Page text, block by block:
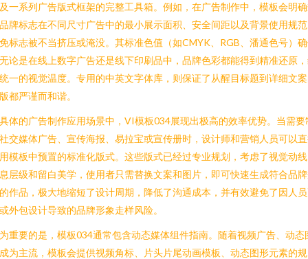
一系列广告版式框架的完整工具箱。例如，在广告制作中，模板会明
牌标志在不同尺寸广告中的最小展示面积、安全间距以及背景使用规
标志被不当挤压或淹没。其标准色值（如CMYK、RGB、潘通色号）
论是在线上数字广告还是线下印刷品中，品牌色彩都能得到精准还原
一的视觉温度。专用的中英文字体库，则保证了从醒目标题到详细文
都严谨而和谐。
体的广告制作应用场景中，VI模板034展现出极高的效率优势。当需要
交媒体广告、宣传海报、易拉宝或宣传册时，设计师和营销人员可以
模板中预置的标准化版式。这些版式已经过专业规划，考虑了视觉动
层级和留白美学，使用者只需替换文案和图片，即可快速生成符合品
作品，极大地缩短了设计周期，降低了沟通成本，并有效避免了因人
外包设计导致的品牌形象走样风险。
重要的是，模板034通常包含动态媒体组件指南。随着视频广告、动态
为主流，模板会提供视频角标、片头片尾动画模板、动态图形元素的规